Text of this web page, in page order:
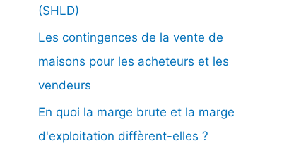
:(SHLD)
Les contingences de la vente de
maisons pour les acheteurs et les
vendeurs
En quoi la marge brute et la marge
d'exploitation diffèrent-elles ?